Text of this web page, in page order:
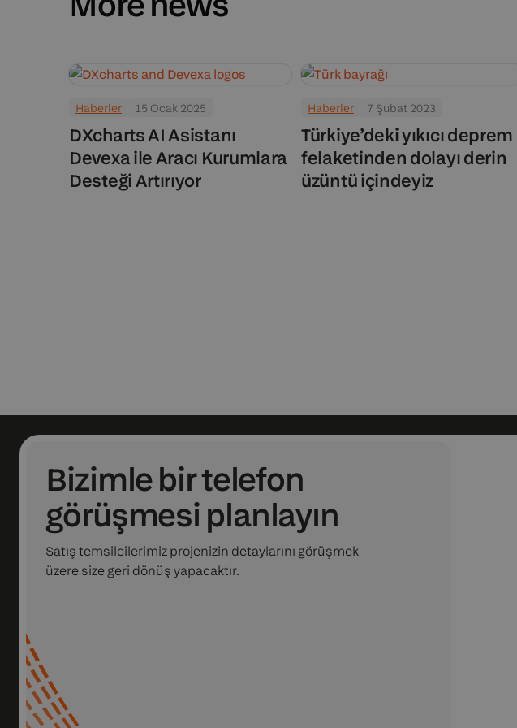
Haberler 15 Ocak 2025
DXcharts AI Asistanı
Devexa ile Aracı Kurumlara
Desteği Artırıyor
Haberler 7 Şubat 2023
Türkiye’deki yıkıcı deprem
felaketinden dolayı derin
üzüntü içindeyiz
Bizimle bir telefon
görüşmesi planlayın
Satış temsilcilerimiz projenizin detaylarını görüşmek
üzere size geri dönüş yapacaktır.